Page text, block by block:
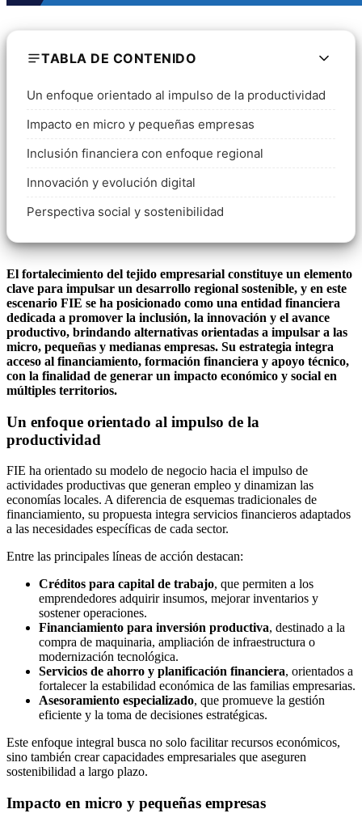
TABLA DE CONTENIDO
Un enfoque orientado al impulso de la productividad
Impacto en micro y pequeñas empresas
Inclusión financiera con enfoque regional
Innovación y evolución digital
Perspectiva social y sostenibilidad
El fortalecimiento del tejido empresarial constituye un elemento
clave para impulsar un desarrollo regional sostenible, y en este
escenario FIE se ha posicionado como una entidad financiera
dedicada a promover la inclusión, la innovación y el avance
productivo, brindando alternativas orientadas a impulsar a las
micro, pequeñas y medianas empresas. Su estrategia integra
acceso al financiamiento, formación financiera y apoyo técnico,
con la finalidad de generar un impacto económico y social en
múltiples territorios.
Un enfoque orientado al impulso de la
productividad
FIE ha orientado su modelo de negocio hacia el impulso de
actividades productivas que generan empleo y dinamizan las
economías locales. A diferencia de esquemas tradicionales de
financiamiento, su propuesta integra servicios financieros adaptados
a las necesidades específicas de cada sector.
Entre las principales líneas de acción destacan:
Créditos para capital de trabajo, que permiten a los
emprendedores adquirir insumos, mejorar inventarios y
sostener operaciones.
Financiamiento para inversión productiva, destinado a la
compra de maquinaria, ampliación de infraestructura o
modernización tecnológica.
Servicios de ahorro y planificación financiera, orientados a
fortalecer la estabilidad económica de las familias empresarias.
Asesoramiento especializado, que promueve la gestión
eficiente y la toma de decisiones estratégicas.
Este enfoque integral busca no solo facilitar recursos económicos,
sino también crear capacidades empresariales que aseguren
sostenibilidad a largo plazo.
Impacto en micro y pequeñas empresas